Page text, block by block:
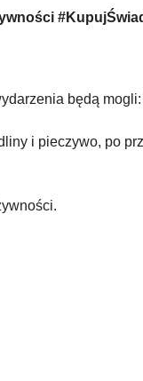
będą mogli:
i pieczywo, po